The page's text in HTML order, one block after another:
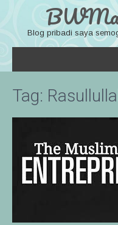
Blog pribadi saya
Tag: